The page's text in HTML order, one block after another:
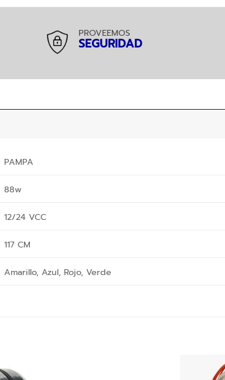
PROVEEMOS
SEGURIDAD
PAMPA
88w
12/24 VCC
117 CM
Amarillo, Azul, Rojo, Verde